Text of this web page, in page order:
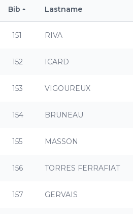
Bib Lastname
151 RIVA
152 ICARD
153 VIGOUREUX
154 BRUNEAU
155 MASSON
156 TORRES FERRAFIAT
157 GERVAIS